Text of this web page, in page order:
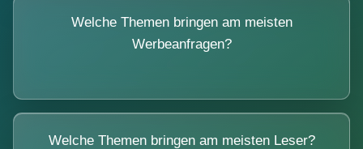
Welche Themen bringen am meisten
Werbeanfragen?
Welche Themen bringen am meisten Leser?